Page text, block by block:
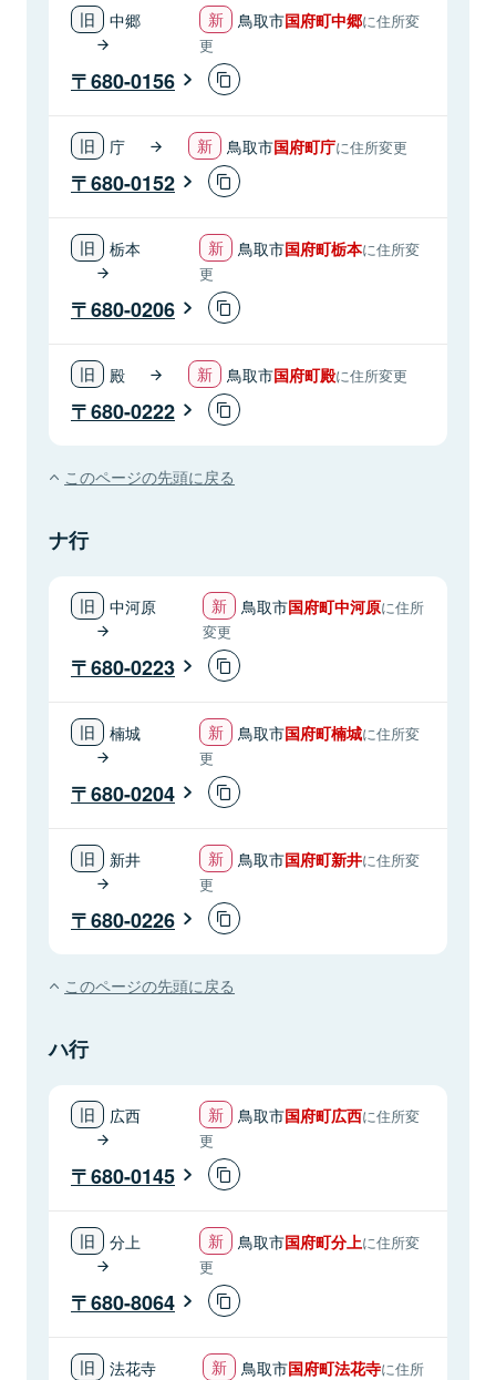
中郷 鳥取市国府町中郷に住所変
更
680-0156
庁 鳥取市国府町庁に住所変更
680-0152
栃本 鳥取市国府町栃本に住所変
更
680-0206
殿 鳥取市国府町殿に住所変更
680-0222
このページの先頭に戻る
ナ行
中河原 鳥取市国府町中河原に住所
変更
680-0223
楠城 鳥取市国府町楠城に住所変
更
680-0204
新井 鳥取市国府町新井に住所変
更
680-0226
このページの先頭に戻る
ハ行
広西 鳥取市国府町広西に住所変
更
680-0145
分上 鳥取市国府町分上に住所変
更
680-8064
法花寺 鳥取市国府町法花寺に住所